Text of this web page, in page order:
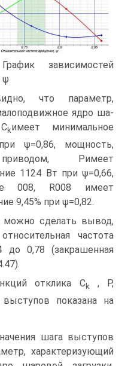
зависимостей
ψ
что параметр,
ядро ша­
kимеет минимальное
ψ=0,86, мощность,
Pимеет
1124 Вт при ψ=0,66,
008, R008 имеет
9,45% при ψ=0,82.
можно сделать вывод,
ча­стота
до 0,78 (закрашенная
отклика Ck
, P,
показана на
шага выступов
характеризу­ющий